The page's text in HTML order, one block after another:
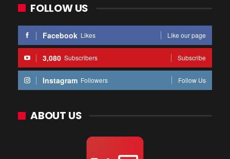
FOLLOW US
Facebook Likes Like our page
3,080 Subscribers Subscribe
Instagram Followers Follow Us
ABOUT US